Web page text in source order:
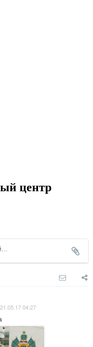
центр
04:27